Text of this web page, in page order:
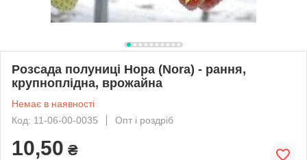
Розсада полуниці Нора (Nora) - рання,
крупноплідна, врожайна
Немає в наявності
Код: 11-06-00-0035
Опт і роздріб
10,50 ₴